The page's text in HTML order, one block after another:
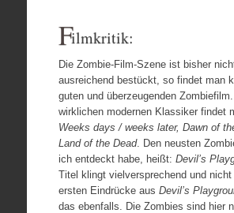
Filmkritik:
Die Zombie-Film-Szene ist bisher
ausreichend bestückt, so findet man
guten und überzeugenden
wirklichen modernen Klassiker findet
Weeks days / weeks later, Dawn of
Land of the Dead. Den neusten
ich entdeckt habe, heißt: Devil’s
Titel klingt vielversprechend und
ersten Eindrücke aus Devil’s
das ebenfalls. Die Zombies sind hier